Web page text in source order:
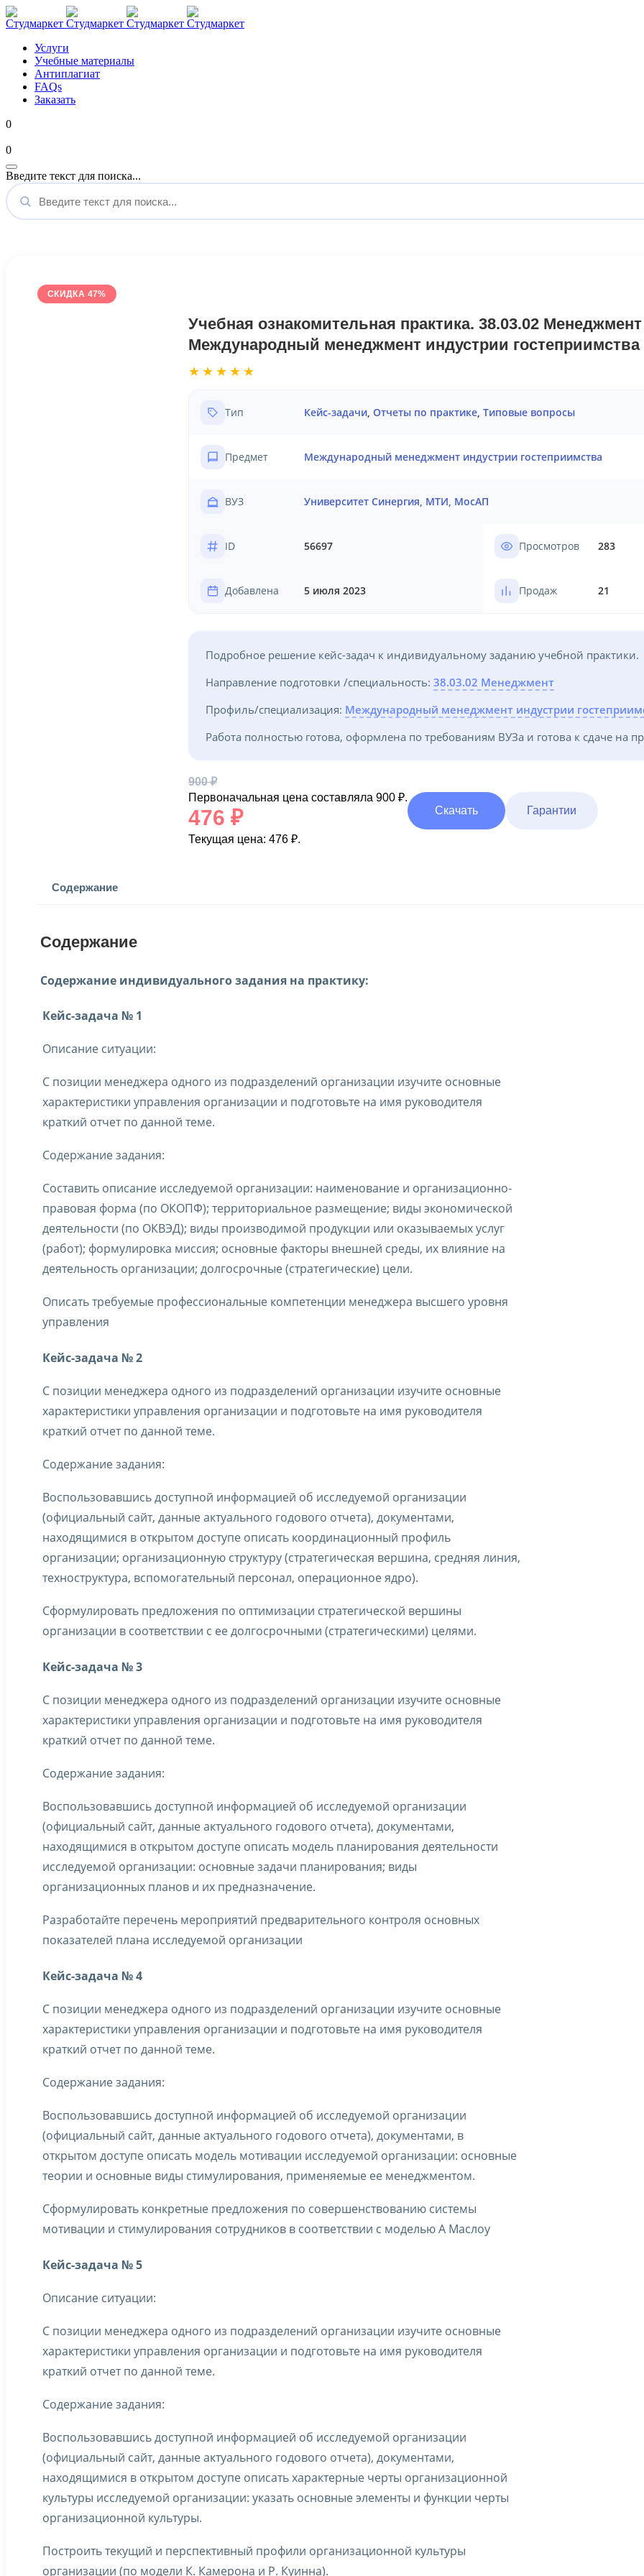
Услуги
Учебные материалы
Антиплагиат
FAQs
Заказать
0
0
Введите текст для поиска...
СКИДКА 47%
Учебная ознакомительная практика. 38.03.02
Международный менеджмент индустрии гостеприимства
★★★★★
Тип Кейс-задачи, Отчеты по практике, Типовые вопросы
Предмет Международный менеджмент индустрии гостеприимства
ВУЗ Университет Синергия, МТИ, МосАП
ID 56697 Просмотров 283
Добавлена 5 июля 2023 Продаж 21
Подробное решение кейс-задач к индивидуальному заданию учебной практики.
Направление подготовки /специальность: 38.03.02 Менеджмент
Профиль/специализация: Международный менеджмент индустрии
Работа полностью готова, оформлена по требованиям ВУЗа и готова к сдаче на
900₽
Первоначальная цена составляла 900 ₽.
476 ₽
Текущая цена: 476 ₽.
Скачать Гарантии
Содержание
Содержание
Содержание индивидуального задания на практику:
Кейс-задача № 1
Описание ситуации:
С позиции менеджера одного из подразделений организации изучите основные
характеристики управления организации и подготовьте на имя руководителя
краткий отчет по данной теме.
Содержание задания:
Составить описание исследуемой организации: наименование и организационно-
правовая форма (по ОКОПФ); территориальное размещение; виды экономической
деятельности (по ОКВЭД); виды производимой продукции или оказываемых услуг
(работ); формулировка миссия; основные факторы внешней среды, их влияние на
деятельность организации; долгосрочные (стратегические) цели.
Описать требуемые профессиональные компетенции менеджера высшего уровня
управления
Кейс-задача № 2
С позиции менеджера одного из подразделений организации изучите основные
характеристики управления организации и подготовьте на имя руководителя
краткий отчет по данной теме.
Содержание задания:
Воспользовавшись доступной информацией об исследуемой организации
(официальный сайт, данные актуального годового отчета), документами,
находящимися в открытом доступе описать координационный профиль
организации; организационную структуру (стратегическая вершина, средняя линия,
техноструктура, вспомогательный персонал, операционное ядро).
Сформулировать предложения по оптимизации стратегической вершины
организации в соответствии с ее долгосрочными (стратегическими) целями.
Кейс-задача № 3
С позиции менеджера одного из подразделений организации изучите основные
характеристики управления организации и подготовьте на имя руководителя
краткий отчет по данной теме.
Содержание задания:
Воспользовавшись доступной информацией об исследуемой организации
(официальный сайт, данные актуального годового отчета), документами,
находящимися в открытом доступе описать модель планирования деятельности
исследуемой организации: основные задачи планирования; виды
организационных планов и их предназначение.
Разработайте перечень мероприятий предварительного контроля основных
показателей плана исследуемой организации
Кейс-задача № 4
С позиции менеджера одного из подразделений организации изучите основные
характеристики управления организации и подготовьте на имя руководителя
краткий отчет по данной теме.
Содержание задания:
Воспользовавшись доступной информацией об исследуемой организации
(официальный сайт, данные актуального годового отчета), документами, в
открытом доступе описать модель мотивации исследуемой организации: основные
теории и основные виды стимулирования, применяемые ее менеджментом.
Сформулировать конкретные предложения по совершенствованию системы
мотивации и стимулирования сотрудников в соответствии с моделью А Маслоу
Кейс-задача № 5
Описание ситуации:
С позиции менеджера одного из подразделений организации изучите основные
характеристики управления организации и подготовьте на имя руководителя
краткий отчет по данной теме.
Содержание задания:
Воспользовавшись доступной информацией об исследуемой организации
(официальный сайт, данные актуального годового отчета), документами,
находящимися в открытом доступе описать характерные черты организационной
культуры исследуемой организации: указать основные элементы и функции черты
организационной культуры.
Построить текущий и перспективный профили организационной культуры
организации (по модели К. Камерона и Р. Куинна).